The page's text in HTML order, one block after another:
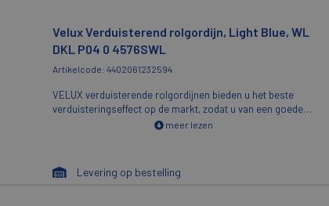
Velux Verduisterend rolgordijn, Light Blue, WL
DKL P04 0 4576SWL
Artikelcode: 4402061232594
VELUX verduisterende rolgordijnen bieden u het beste
verduisteringseffect op de markt, zodat u van een goede
nachtrust kunt genieten. Zij sluiten al het licht buiten, zodat
bedienen en heeft een moderne uitstraling. VELUX
verduisterende rolgordijnen met witte zijgeleiders passen
meer lezen
Levering op bestelling